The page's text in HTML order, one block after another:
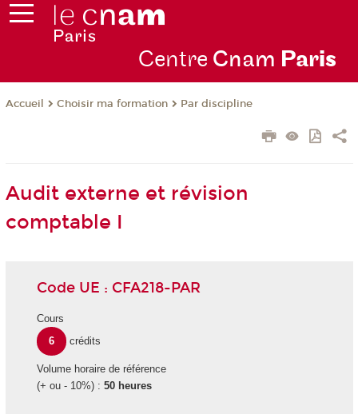
Centre Cnam Paris
Accueil Choisir ma formation Par discipline
Audit externe et révision
comptable I
Code UE : CFA218-PAR
Cours
6
crédits
Volume horaire de référence
(+ ou - 10%) : 50 heures